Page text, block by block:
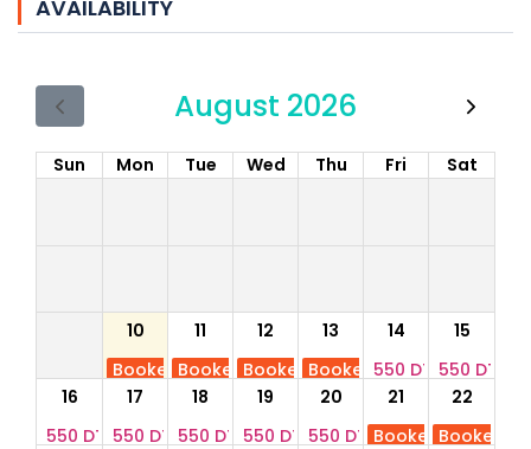
AVAILABILITY
August 2026
Sun Mon Tue Wed Thu Fri Sat
10 11 12 13 14
15
Booked Booked Booked Booked 550 DT
550 DT
16
17 18 19 20 21
22
550 DT
550 DT 550 DT 550 DT 550 DT Booked Booked